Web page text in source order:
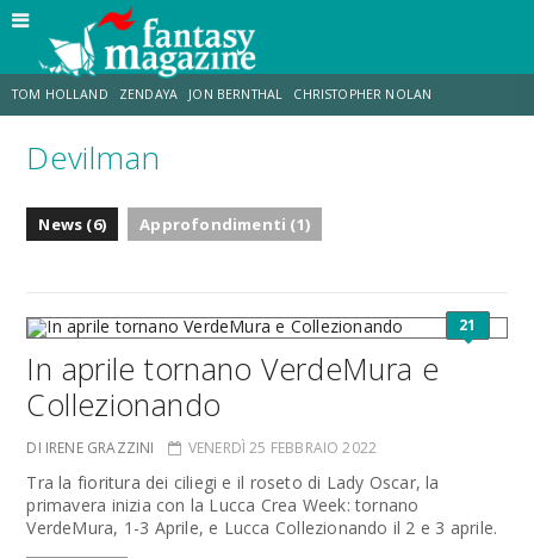
TOM HOLLAND ZENDAYA JON BERNTHAL CHRISTOPHER NOLAN
STRANIMONDI LUCCA COMICS & GAMES
Devilman
News (6) Approfondimenti (1)
21
In aprile tornano VerdeMura e
Collezionando
DI IRENE GRAZZINI VENERDÌ 25 FEBBRAIO 2022
Tra la fioritura dei ciliegi e il roseto di Lady Oscar, la
primavera inizia con la Lucca Crea Week: tornano
VerdeMura, 1-3 Aprile, e Lucca Collezionando il 2 e 3 aprile.